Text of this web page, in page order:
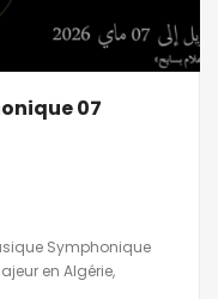
07
Symphonique
en Algérie,